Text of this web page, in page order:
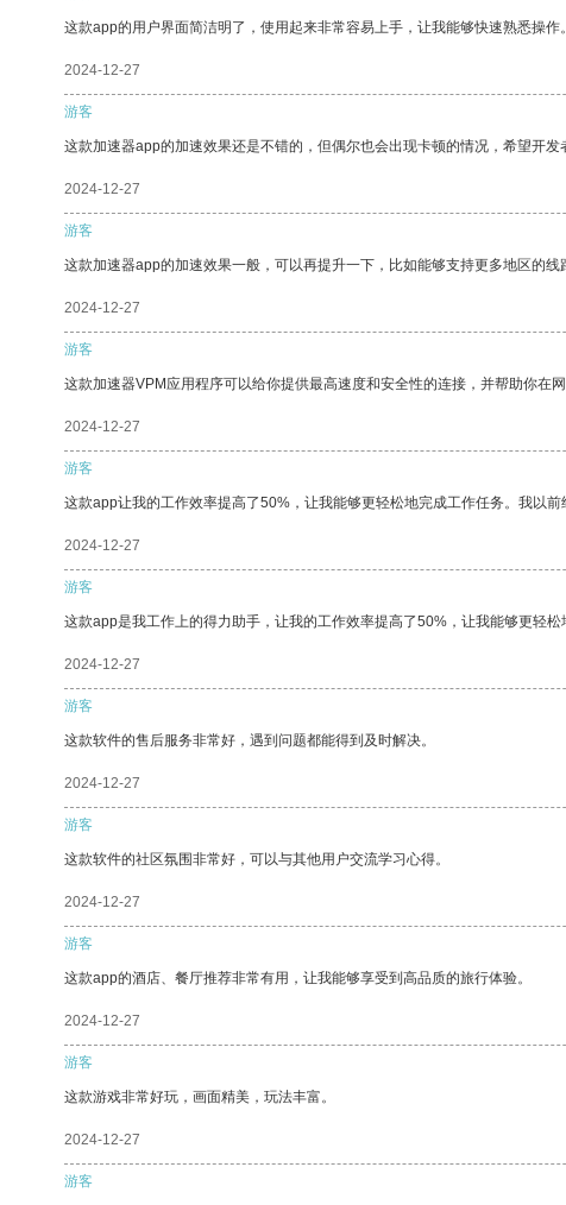
这款app的用户界面简洁明了，使用起来非常容易上手，让我能够快速熟悉操作。
2024-12-27
游客
这款加速器app的加速效果还是不错的，但偶尔也会出现卡顿的情况，希望开发
2024-12-27
游客
这款加速器app的加速效果一般，可以再提升一下，比如能够支持更多地区的线
2024-12-27
游客
这款加速器VPM应用程序可以给你提供最高速度和安全性的连接，并帮助你在网
2024-12-27
游客
这款app让我的工作效率提高了50%，让我能够更轻松地完成工作任务。我以
2024-12-27
游客
这款app是我工作上的得力助手，让我的工作效率提高了50%，让我能够更轻松
2024-12-27
游客
这款软件的售后服务非常好，遇到问题都能得到及时解决。
2024-12-27
游客
这款软件的社区氛围非常好，可以与其他用户交流学习心得。
2024-12-27
游客
这款app的酒店、餐厅推荐非常有用，让我能够享受到高品质的旅行体验。
2024-12-27
游客
这款游戏非常好玩，画面精美，玩法丰富。
2024-12-27
游客